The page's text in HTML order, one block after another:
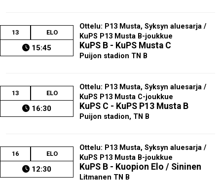
13 ELO
15:45
Ottelu: P13 Musta, Syksyn aluesarja /
KuPS P13 Musta B-joukkue
KuPS B - KuPS Musta C
Puijon stadion TN B
13 ELO
16:30
Ottelu: P13 Musta, Syksyn aluesarja /
KuPS P13 Musta C-joukkue
KuPS C - KuPS P13 Musta B
Puijon stadion, TN B
16 ELO
12:30
Ottelu: P13 Musta, Syksyn aluesarja /
KuPS P13 Musta B-joukkue
KuPS B - Kuopion Elo / Sininen
Litmanen TN B